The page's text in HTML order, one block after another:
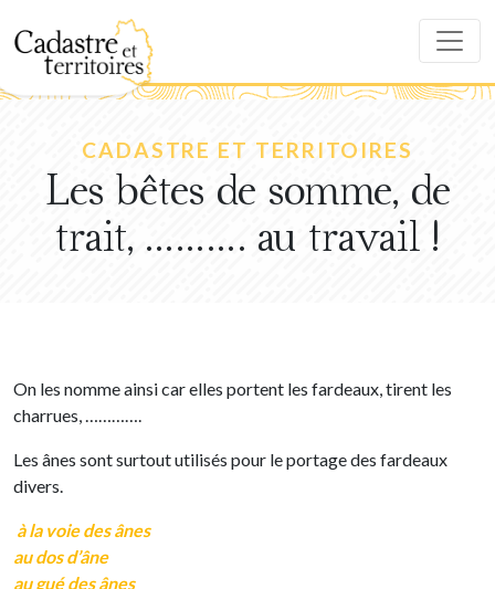
CADASTRE ET TERRITOIRES
Les bêtes de somme, de
trait, ………. au travail !
On les nomme ainsi car elles portent les fardeaux, tirent les
charrues, ………….
Les ânes sont surtout utilisés pour le portage des fardeaux
divers.
à la voie des ânes
au dos d’âne
au gué des ânes